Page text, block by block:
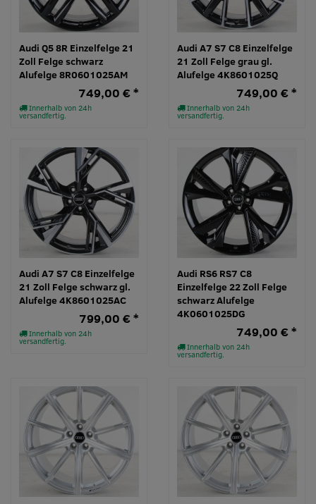
Audi Q5 8R Einzelfelge 21
Zoll Felge schwarz
Alufelge 8R0601025AM
Innerhalb von 24h
versandfertig.
749,00 € *
Audi A7 S7 C8 Einzelfelge
21 Zoll Felge grau gl.
Alufelge 4K8601025Q
Innerhalb von 24h
versandfertig.
749,00 € *
Audi A7 S7 C8 Einzelfelge
21 Zoll Felge schwarz gl.
Alufelge 4K8601025AC
Innerhalb von 24h
versandfertig.
799,00 € *
Audi RS6 RS7 C8
Einzelfelge 22 Zoll Felge
schwarz Alufelge
4K0601025DG
Innerhalb von 24h
versandfertig.
749,00 € *